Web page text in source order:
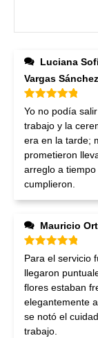
Vargas Sánchez
Valorado en 5
Yo no podía
trabajo y la
era en la tarde;
prometieron
arreglo a tiempo
cumplieron.
Mauricio
Valorado en
Para el servicio
llegaron
flores estaban
elegantemente
se notó el
trabajo.